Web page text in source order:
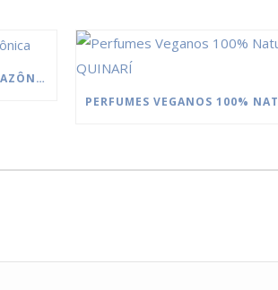
MANTEIGAS DA FLORESTA AMAZÔNICA